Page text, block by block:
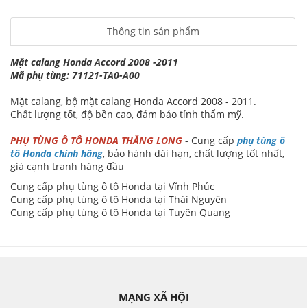
Thông tin sản phẩm
Mặt calang Honda Accord 2008 -2011
Mã phụ tùng: 71121-TA0-A00
Mặt calang, bộ mặt calang Honda Accord 2008 - 2011.
Chất lượng tốt, độ bền cao, đảm bảo tính thẩm mỹ.
PHỤ TÙNG Ô TÔ HONDA THĂNG LONG - Cung cấp phụ tùng ô
tô Honda chính hãng, bảo hành dài hạn, chất lượng tốt nhất,
giá cạnh tranh hàng đầu
Cung cấp phụ tùng ô tô Honda tại Vĩnh Phúc
Cung cấp phụ tùng ô tô Honda tại Thái Nguyên
Cung cấp phụ tùng ô tô Honda tại Tuyên Quang
MẠNG XÃ HỘI